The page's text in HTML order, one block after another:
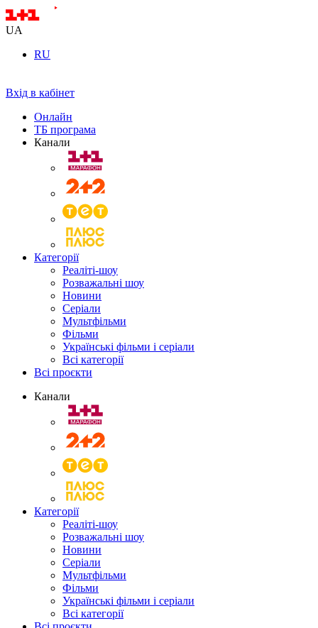
UA
RU
Вхід в кабінет
Онлайн
ТБ програма
Канали
Категорії
Реаліті-шоу
Розважальні шоу
Новини
Серіали
Мультфільми
Фільми
Українські фільми і серіали
Всі категорії
Всі проєкти
Канали
Категорії
Реаліті-шоу
Розважальні шоу
Новини
Серіали
Мультфільми
Фільми
Українські фільми і серіали
Всі категорії